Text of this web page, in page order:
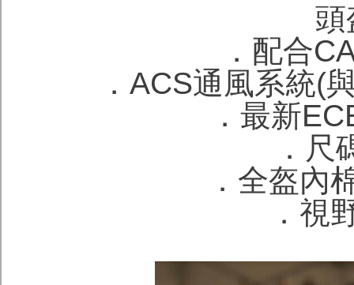
頭
．配合
．ACS通風系統(
．最新
．
．全盔內
．視